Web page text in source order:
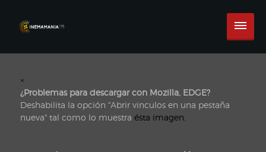
×
¿Problemas para descargar con Mozilla, EDGE?
Deshabilita la opción "Abrir vinculos en una pestaña
nueva" tal como lo muestra ésta imagen.